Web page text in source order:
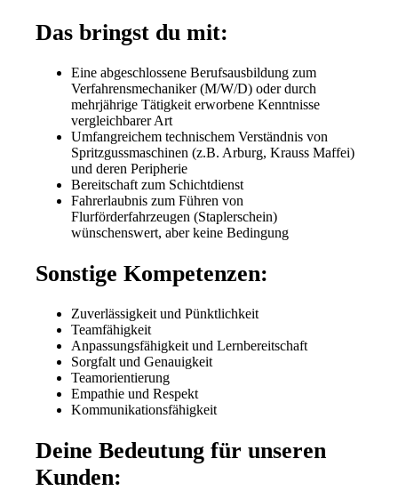
Das bringst du mit:
Eine abgeschlossene Berufsausbildung zum
Verfahrensmechaniker (M/W/D) oder durch
mehrjährige Tätigkeit erworbene Kenntnisse
vergleichbarer Art
Umfangreichem technischem Verständnis von
Spritzgussmaschinen (z.B. Arburg, Krauss Maffei)
und deren Peripherie
Bereitschaft zum Schichtdienst
Fahrerlaubnis zum Führen von
Flurförderfahrzeugen (Staplerschein)
wünschenswert, aber keine Bedingung
Sonstige Kompetenzen:
Zuverlässigkeit und Pünktlichkeit
Teamfähigkeit
Anpassungsfähigkeit und Lernbereitschaft
Sorgfalt und Genauigkeit
Teamorientierung
Empathie und Respekt
Kommunikationsfähigkeit
Deine Bedeutung für unseren
Kunden: